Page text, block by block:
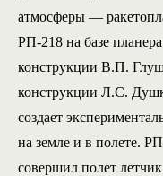
атмосферы —
РП-218 на базе
конструкции В.П.
конструкции Л.С.
создает
на земле и в полете.
совершил полет